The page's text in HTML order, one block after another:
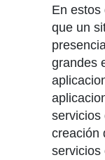
En estos
que un
grandes
servicios
creación
servicios